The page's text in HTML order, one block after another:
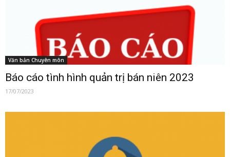
Văn bản Chuyên môn
Báo cáo tình hình quản trị bán niên 2023
17/07/2023